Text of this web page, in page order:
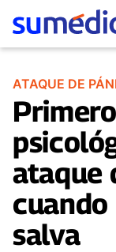
ATAQUE DE
ataque
salva